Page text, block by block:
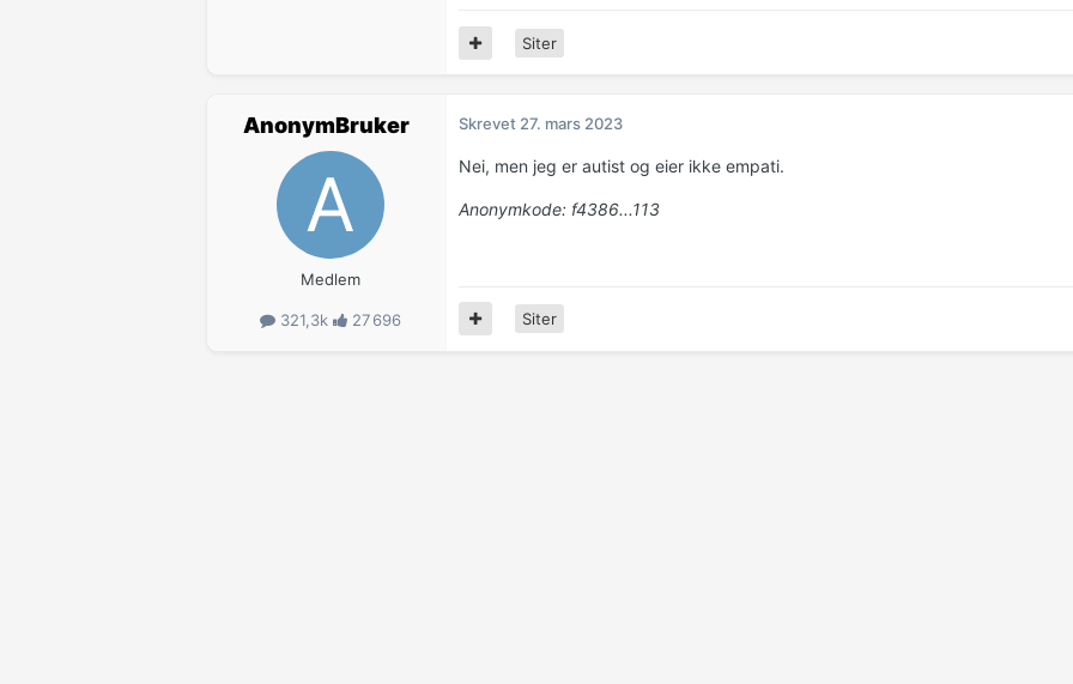
Siter
AnonymBruker
Medlem
321,3k 27 696
Skrevet 27. mars 2023
Nei, men jeg er autist og eier ikke empati.
Anonymkode: f4386...113
Siter